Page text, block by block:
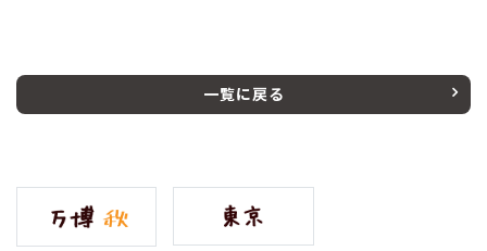
一覧に戻る